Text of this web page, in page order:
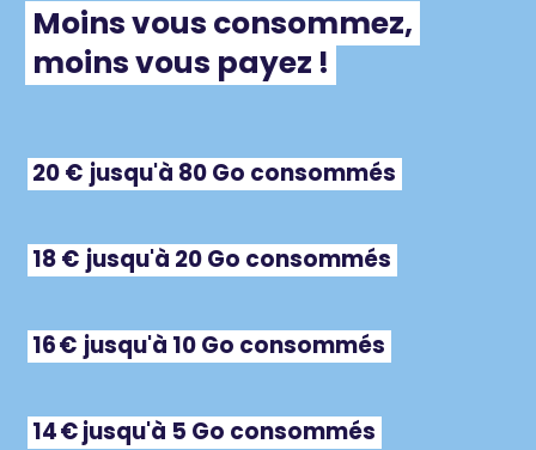
Moinsvousconsommez,
moinsvouspayez!
€ jusqu'à80 Goconsommés
€ jusqu'à20 Goconsommés
16 € jusqu'à10 Goconsommés
14 €jusqu'à5Goconsommés